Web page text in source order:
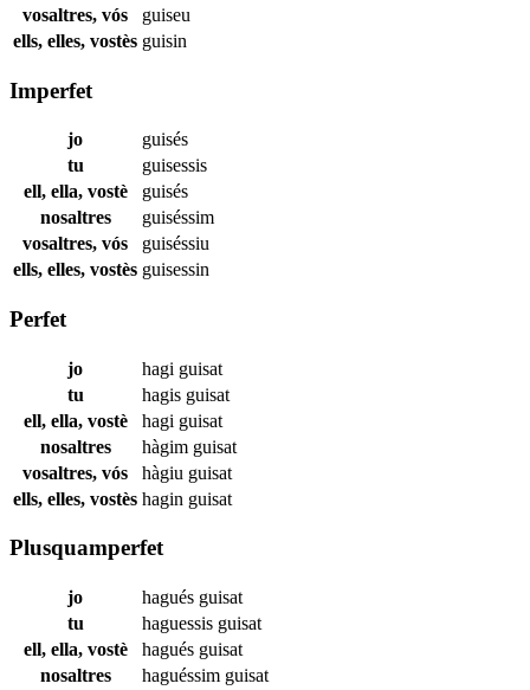
vosaltres, vós
guiseu
ells, elles, vostès guisin
Imperfet
jo
guisés
tu
guisessis
ell, ella, vostè
guisés
nosaltres
guiséssim
vosaltres, vós
guiséssiu
ells, elles, vostès guisessin
Perfet
jo hagi guisat
tu
hagis guisat
ell, ella, vostè
hagi guisat
nosaltres
hàgim guisat
vosaltres, vós
hàgiu guisat
ells, elles, vostès hagin guisat
Plusquamperfet
jo hagués guisat
tu
haguessis guisat
ell, ella, vostè
hagués guisat
nosaltres
haguéssim guisat